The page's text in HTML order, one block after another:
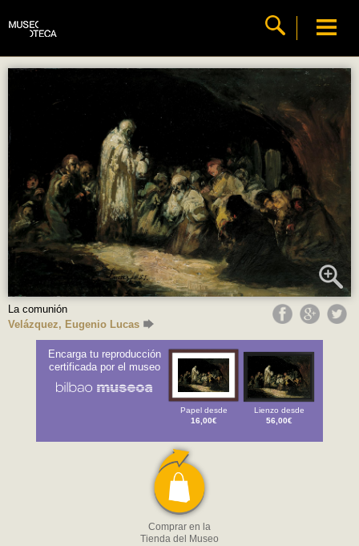
La comunión
Velázquez, Eugenio Lucas
Encarga tu reproducción
certificada por el museo
Papel desde
16,00€
Lienzo desde
56,00€
Comprar en la
Tienda del Museo